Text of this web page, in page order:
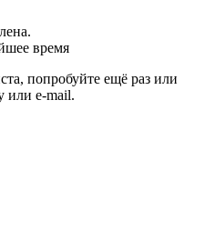
время
попробуйте ещё раз или
или e-mail.